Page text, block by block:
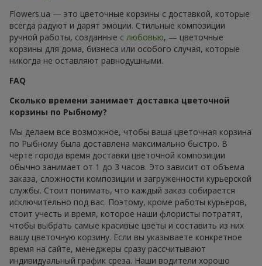
Flowers.ua — это цветочные корзины с доставкой, которые
всегда радуют и дарят эмоции. Стильные композиции
ручной работы, созданные с любовью, — цветочные
корзины для дома, бизнеса или особого случая, которые
никогда не оставляют равнодушными.
FAQ
Сколько времени занимает доставка цветочной
корзины по Рыбному?
Мы делаем все возможное, чтобы ваша цветочная корзина
по Рыбному была доставлена максимально быстро. В
черте города время доставки цветочной композиции
обычно занимает от 1 до 3 часов. Это зависит от объема
заказа, сложности композиции и загруженности курьерской
службы. Стоит понимать, что каждый заказ собирается
исключительно под вас. Поэтому, кроме работы курьеров,
стоит учесть и время, которое наши флористы потратят,
чтобы выбрать самые красивые цветы и составить из них
вашу цветочную корзину. Если вы указываете конкретное
время на сайте, менеджеры сразу рассчитывают
индивидуальный график среза. Наши водители хорошо